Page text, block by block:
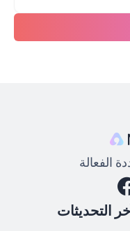
الفعالة
التحديثات